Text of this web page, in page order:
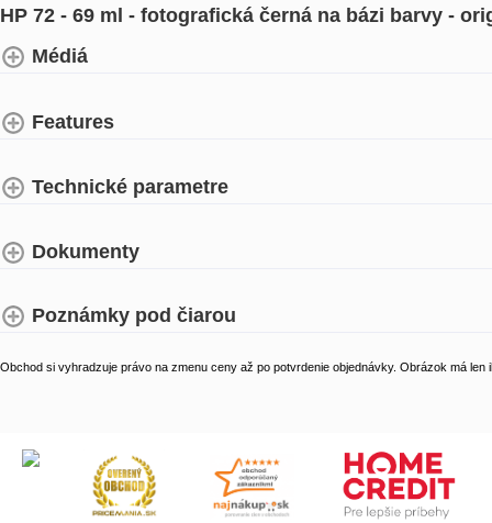
HP 72 - 69 ml - fotografická černá na bázi barvy -
Médiá
Features
Technické parametre
Dokumenty
Poznámky pod čiarou
Obchod si vyhradzuje právo na zmenu ceny až po potvrdenie objednávky. Obrázok má len